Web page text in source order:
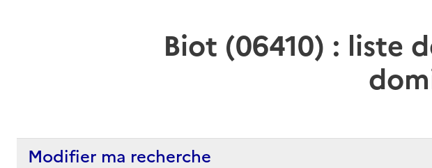
Biot (06410) : liste
Modifier ma recherche